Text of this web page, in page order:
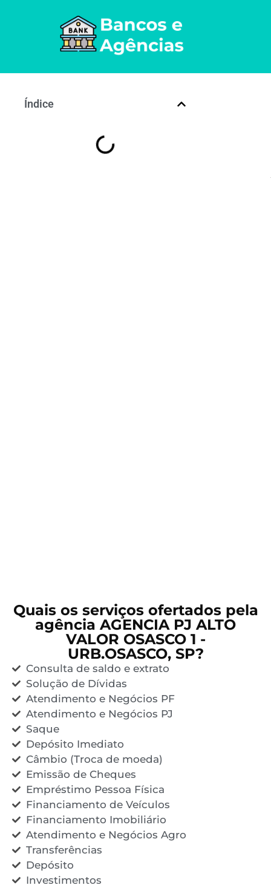
Índice
Quais os serviços ofertados pela
agência AGENCIA PJ ALTO
VALOR OSASCO 1 -
URB.OSASCO, SP?
Consulta de saldo e extrato
Solução de Dívidas
Atendimento e Negócios PF
Atendimento e Negócios PJ
Saque
Depósito Imediato
Câmbio (Troca de moeda)
Emissão de Cheques
Empréstimo Pessoa Física
Financiamento de Veículos
Financiamento Imobiliário
Atendimento e Negócios Agro
Transferências
Depósito
Investimentos